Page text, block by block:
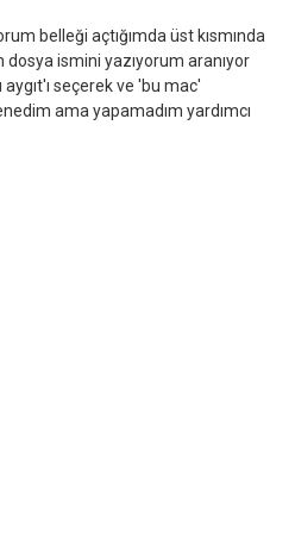
belleği açtığımda üst kısmında
ismini yazıyorum aranıyor
aygıt'ı seçerek ve 'bu mac'
ama yapamadım yardımcı